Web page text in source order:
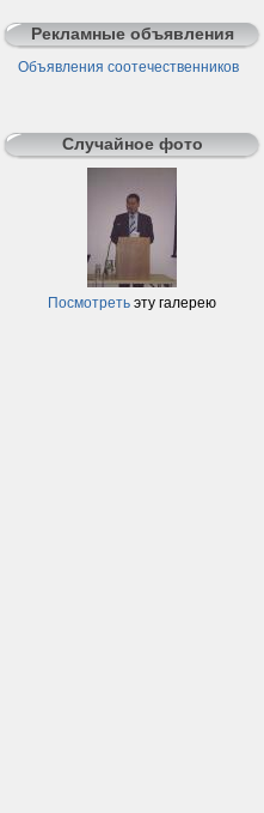
Рекламные объявления
Объявления соотечественников
Случайное фото
Посмотреть эту галерею